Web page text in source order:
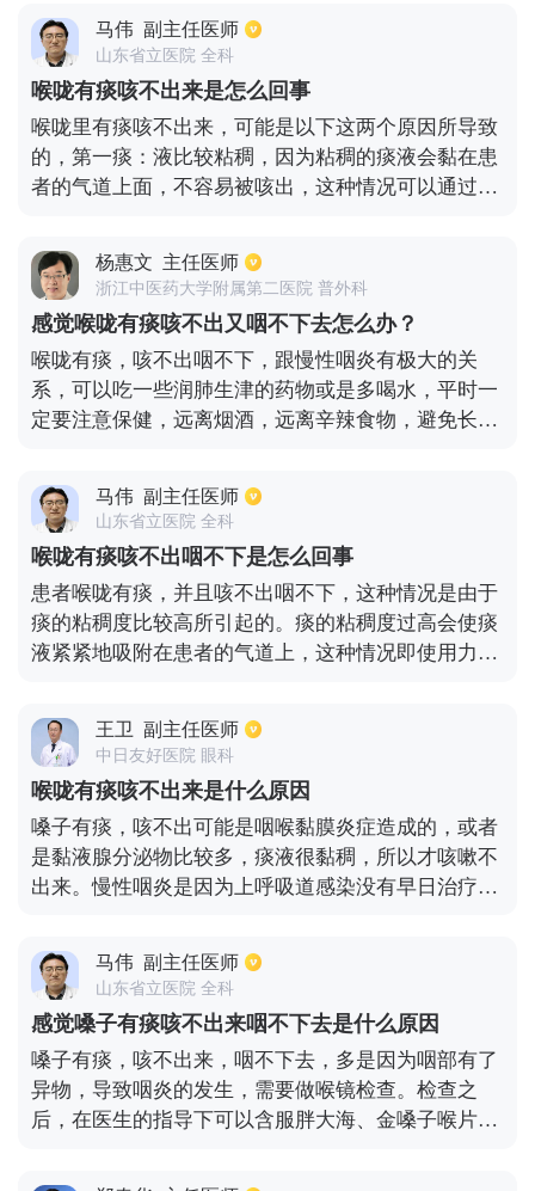
患者可通过雾化来缓解临床上的不适感。另外，胖大
海等药物也可同时缓解临床症状和提高机体免疫力。
如果咽炎合并咳嗽和痰黄等疾病，则考虑细菌感染，
需要使用相关抗生素进行治疗。以上建议仅供参考。
请按照药物说明或按照医生的建议正确使用药物。在
临床实践中，这些患者通常被告知要多喝水和吃清淡
的食物，更不适合辛辣刺激的食物。同时，患者应该
话。如果有熬夜的习惯，请及时纠正，养成良好的作
息习惯。当然，也可以经常口服一些生理盐水，可以
明显改善喉咙的不适症状。
马伟 副主任医师
山东省立医院 全科
喉咙有痰咳不出来是怎么回事
喉咙里有痰咳不出来，可能是以下这两个原因所导致
的，第一痰：液比较粘稠，因为粘稠的痰液会黏在患
者的气道上面，不容易被咳出，这种情况可以通过服
二：慢性咽炎患者，其实并不一定有痰液，而是咽喉
部会感觉有异常，这种情况可以适当的服用一些止咳
类药物来治疗。
杨惠文 主任医师
浙江中医药大学附属第二医院 普外科
感觉喉咙有痰咳不出又咽不下去怎么办？
喉咙有痰，咳不出咽不下，跟慢性咽炎有极大的关
系，可以吃一些润肺生津的药物或是多喝水，平时一
定要注意保健，远离烟酒，远离辛辣食物，避免长时
可以服用清热解毒药物，每天用淡盐水漱口，对喉咙
有一定的好处。
马伟 副主任医师
山东省立医院 全科
喉咙有痰咳不出咽不下是怎么回事
患者喉咙有痰，并且咳不出咽不下，这种情况是由于
痰的粘稠度比较高所引起的。痰的粘稠度过高会使痰
液紧紧地吸附在患者的气道上，这种情况即使用力咳
化痰药物或者雾化吸入治疗来稀释患者的痰液，降低
痰的粘稠度使其容易排出。除了上述情况外，患者如
果患有慢性咽炎也会造成这种错觉，患者本身并不是
真的有痰，只是一种咽喉部的感觉异常，这种情况需
要根据具体情况来进行治疗。
王卫 副主任医师
中日友好医院 眼科
喉咙有痰咳不出来是什么原因
嗓子有痰，咳不出可能是咽喉黏膜炎症造成的，或者
是黏液腺分泌物比较多，痰液很黏稠，所以才咳嗽不
出来。慢性咽炎是因为上呼吸道感染没有早日治疗，
症。建议平时注意咽部的卫生，可以用淡盐水来漱口
的。在药物上面可以用利咽解毒颗粒来治疗，不要吸
烟喝酒，注意室内的卫生，空气清新。
马伟 副主任医师
山东省立医院 全科
感觉嗓子有痰咳不出来咽不下去是什么原因
嗓子有痰，咳不出来，咽不下去，多是因为咽部有了
异物，导致咽炎的发生，需要做喉镜检查。检查之
后，在医生的指导下可以含服胖大海、金嗓子喉片、
素、地塞米松等药物做雾化治疗。如果有黄痰的情